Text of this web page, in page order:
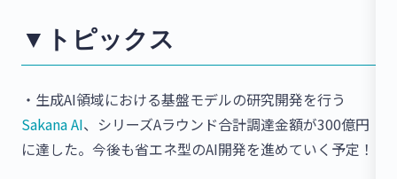
▼トピックス
・生成AI領域における基盤モデルの研究開発を行う
Sakana AI、シリーズAラウンド合計調達金額が300億円
に達した。今後も省エネ型のAI開発を進めていく予定！